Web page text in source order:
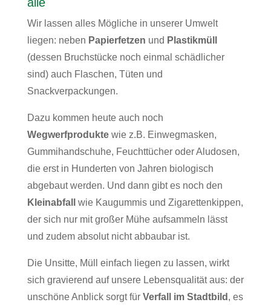
alle
Wir lassen alles Mögliche in unserer Umwelt
liegen: neben Papierfetzen und Plastikmüll
(dessen Bruchstücke noch einmal schädlicher
sind) auch Flaschen, Tüten und
Snackverpackungen.
Dazu kommen heute auch noch
Wegwerfproduktewie z.B. Einwegmasken,
Gummihandschuhe, Feuchttücher oder Aludosen,
die erst in Hunderten von Jahren biologisch
abgebaut werden. Und dann gibt es noch den
Kleinabfall
wie Kaugummis und Zigarettenkippen,
der sich nur mit großer Mühe aufsammeln lässt
und zudem absolut nicht abbaubar ist.
Die Unsitte, Müll einfach liegen zu lassen, wirkt
sich gravierend auf unsere Lebensqualität aus: der
unschöne Anblick sorgt für Verfall im Stadtbild , es